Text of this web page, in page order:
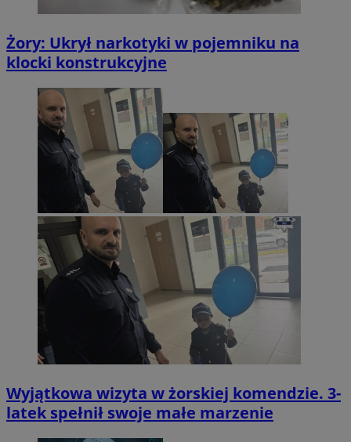
Żory: Ukrył narkotyki w pojemniku na
klocki konstrukcyjne
Wyjątkowa wizyta w żorskiej komendzie. 3-
latek spełnił swoje małe marzenie